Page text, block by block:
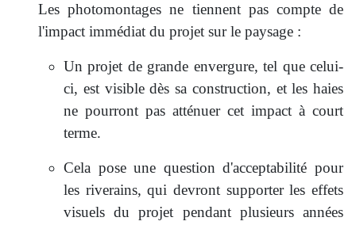
Les photomontages ne tiennent pas compte de
l'impact immédiat du projet sur le paysage :
Un projet de grande envergure, tel que celui-
ci, est visible dès sa construction, et les haies
ne pourront pas atténuer cet impact à court
terme.
Cela pose une question d'acceptabilité pour
les riverains, qui devront supporter les effets
visuels du projet pendant plusieurs années